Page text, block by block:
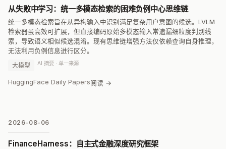
从失败中学习：统一多模态检索的困难负例中心思维链
统一多模态检索旨在从异构输入中识别满足复杂用户意图的候选。LVLM
检索器虽高效可扩展，但直接编码原始多模态输入常遗漏细粒度判别线
索，导致语义相似候选混淆。现有思维链增强方法仅依赖查询自身推理，
无法利用负例信息进行区分。
大模型
AI 摘要 · 单一来源
HuggingFace Daily Papers阅读 →
2026-08-06
FinanceHarness：自主式金融深度研究框架